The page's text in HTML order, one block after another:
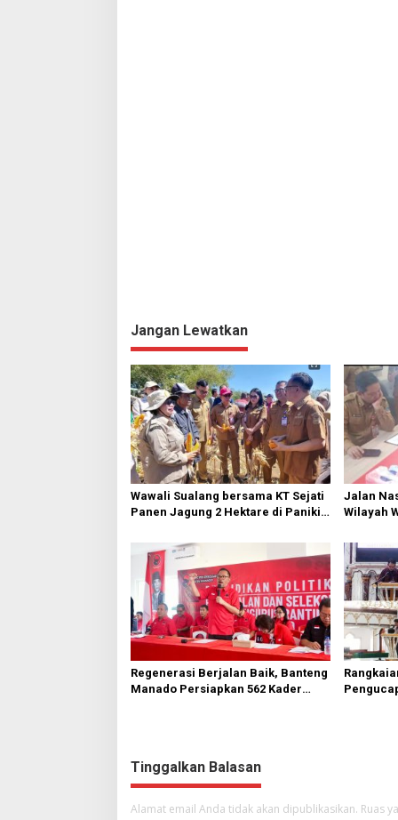
Jangan Lewatkan
Wawali Sualang bersama KT Sejati
Panen Jagung 2 Hektare di Paniki
Jalan
Wilayah
Regenerasi Berjalan Baik, Banteng
Manado Persiapkan 562 Kader
Tinggalkan Balasan
Alamat email Anda tidak akan dipublikasikan. Ruas